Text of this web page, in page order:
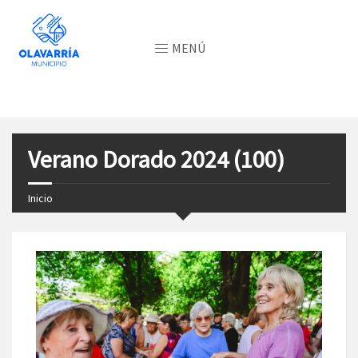
MENÚ
Verano Dorado 2024 (100)
Inicio